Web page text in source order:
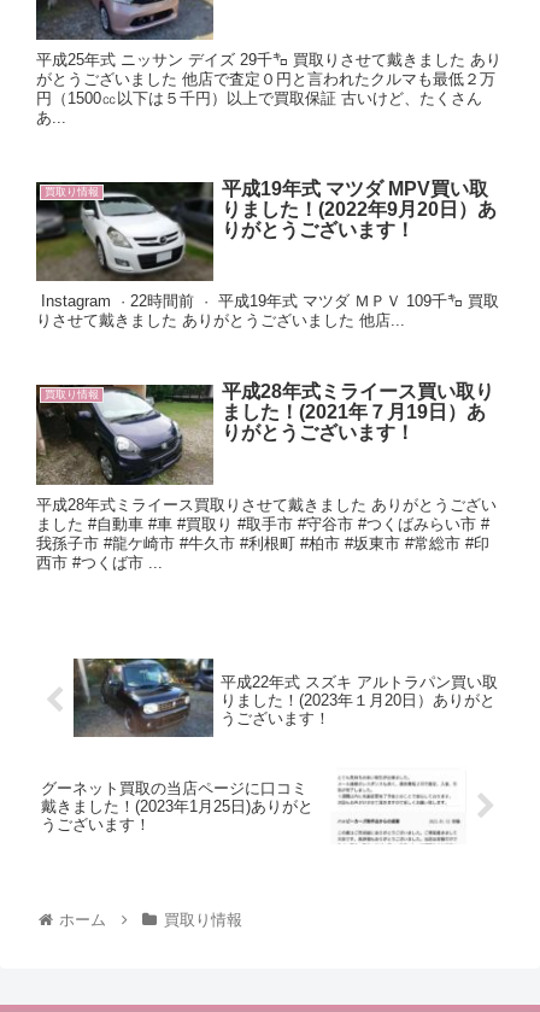
平成25年式 ニッサン デイズ 29千㌔ 買取りさせて戴きました あり
がとうございました 他店で査定０円と言われたクルマも最低２万
円（1500㏄以下は５千円）以上で買取保証 古いけど、たくさん
あ...
買取り情報
平成19年式 マツダ MPV買い取
りました！(2022年9月20日）あ
りがとうございます！
Instagram · 22時間前 · 平成19年式 マツダ ＭＰＶ 109千㌔ 買取
りさせて戴きました ありがとうございました 他店...
買取り情報
平成28年式ミライース買い取り
ました！(2021年７月19日）あ
りがとうございます！
平成28年式ミライース買取りさせて戴きました ありがとうござい
ました #自動車 #車 #買取り #取手市 #守谷市 #つくばみらい市 #
我孫子市 #龍ケ崎市 #牛久市 #利根町 #柏市 #坂東市 #常総市 #印
西市 #つくば市 ...
平成22年式 スズキ アルトラパン買い取
りました！(2023年１月20日）ありがと
うございます！
グーネット買取の当店ページに口コミ
戴きました！(2023年1月25日)ありがと
うございます！
ホーム 買取り情報